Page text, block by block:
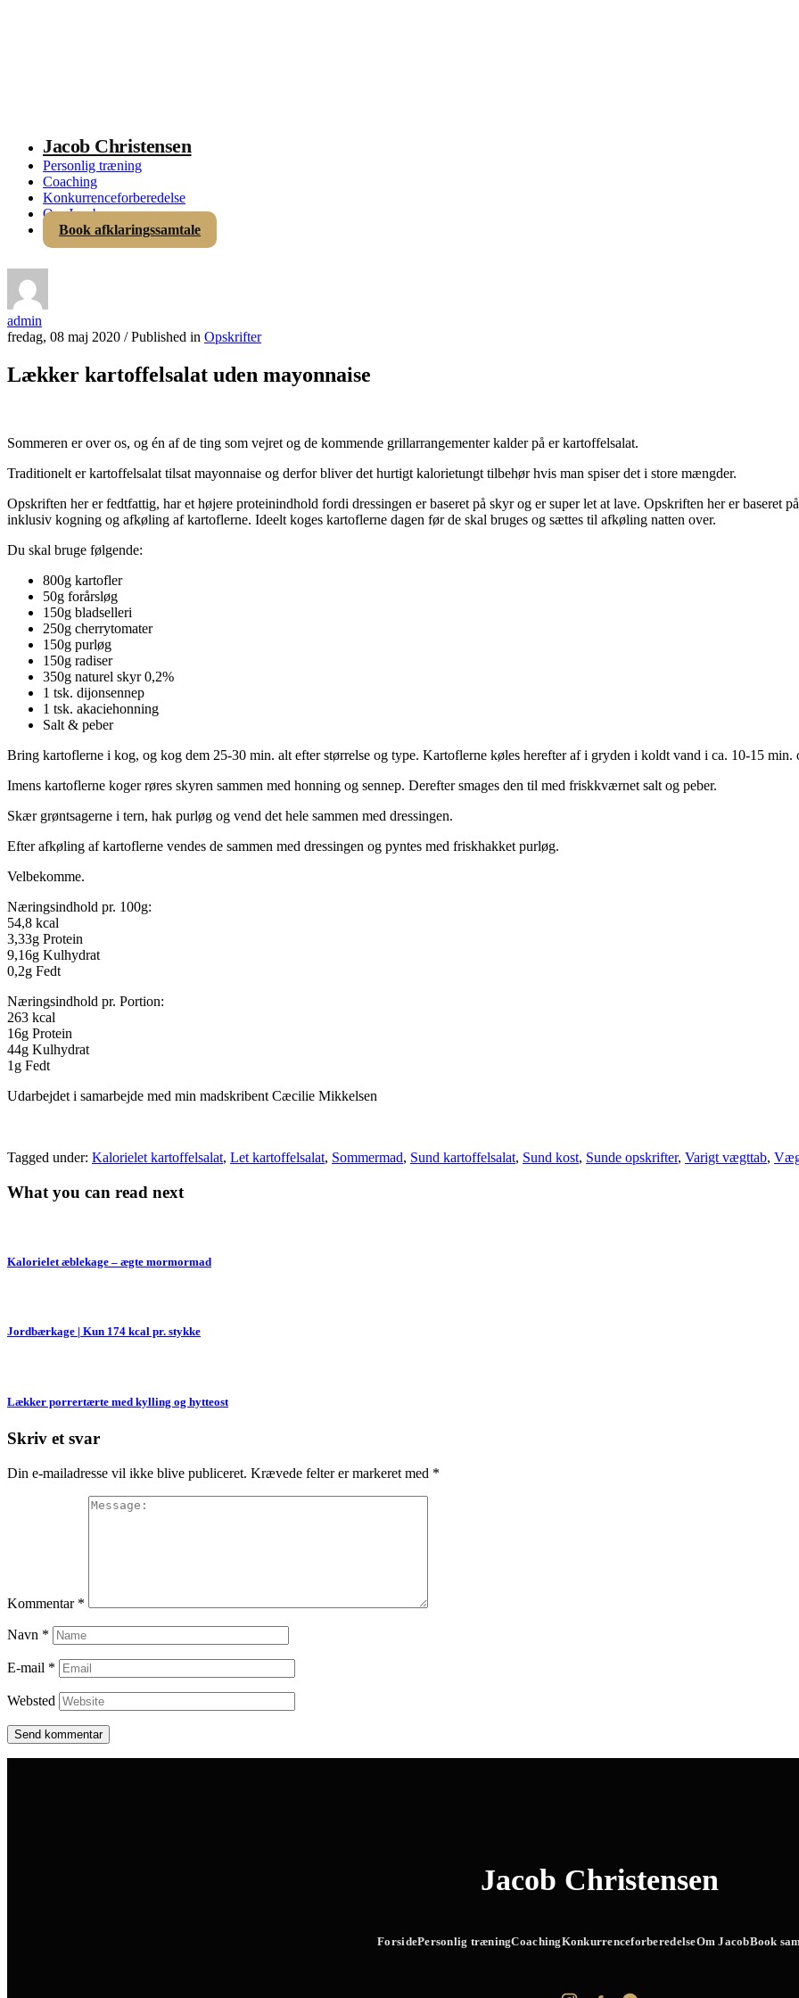
Jacob Christensen
Personlig træning
Coaching
Konkurrenceforberedelse
Om Jacob
Book afklaringssamtale
admin
fredag, 08 maj 2020 /Published in Opskrifter
Lækker kartoffelsalat uden mayonnaise
Sommeren er over os, og én af de ting som vejret og de kommende grillarrangementer kalder på er kartoffelsalat.
Traditionelt er kartoffelsalat tilsat mayonnaise og derfor bliver det hurtigt kalorietungt tilbehør hvis man spiser det i store mængder.
Opskriften her er fedtfattig, har et højere proteinindhold fordi dressingen er baseret på skyr og er super let at lave. Opskriften her er baseret
inklusiv kogning og afkøling af kartoflerne. Ideelt koges kartoflerne dagen før de skal bruges og sættes til afkøling natten over.
Du skal bruge følgende:
800g kartofler
50g forårsløg
150g bladselleri
250g cherrytomater
150g purløg
150g radiser
350g naturel skyr 0,2%
1 tsk. dijonsennep
1 tsk. akaciehonning
Salt & peber
Bring kartoflerne i kog, og kog dem 25-30 min. alt efter størrelse og type. Kartoflerne køles herefter af i gryden i koldt vand i ca. 10-15 min.
Imens kartoflerne koger røres skyren sammen med honning og sennep. Derefter smages den til med friskkværnet salt og peber.
Skær grøntsagerne i tern, hak purløg og vend det hele sammen med dressingen.
Efter afkøling af kartoflerne vendes de sammen med dressingen og pyntes med friskhakket purløg.
Velbekomme.
Næringsindhold pr. 100g:
54,8 kcal
3,33g Protein
9,16g Kulhydrat
0,2g Fedt
Næringsindhold pr. Portion:
263 kcal
16g Protein
44g Kulhydrat
1g Fedt
Udarbejdet i samarbejde med min madskribent Cæcilie Mikkelsen
Tagged under: Kalorielet kartoffelsalat, Let kartoffelsalat, Sommermad, Sund kartoffelsalat, Sund kost, Sunde opskrifter, Varigt vægttab,
What you can read next
Kalorielet æblekage – ægte mormormad
Jordbærkage | Kun 174 kcal pr. stykke
Lækker porrertærte med kylling og hytteost
Skriv et svar
Din e-mailadresse vil ikke blive publiceret. Krævede felter er markeret med *
Kommentar *
Navn *
E-mail *
Websted
Jacob Christensen
ForsidePersonlig træningCoachingKonkurrenceforberedelseOm JacobBook